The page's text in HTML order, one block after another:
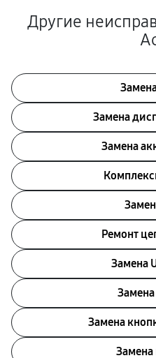
Другие
Замена
Замена
Ремонт
Замена
Замена
Замена